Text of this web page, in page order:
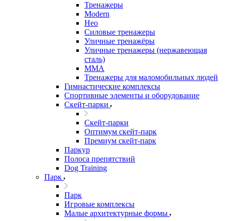
Тренажеры
Modern
Нео
Силовые тренажеры
Уличные тренажёры
Уличные тренажеры (нержавеющая
сталь)
ММА
Тренажеры для маломобильных людей
Гимнастические комплексы
Спортивные элементы и оборудование
Скейт-парки
Скейт-парки
Оптимум скейт-парк
Премиум скейт-парк
Паркур
Полоса препятствий
Dog Training
Парк
Парк
Игровые комплексы
Малые архитектурные формы